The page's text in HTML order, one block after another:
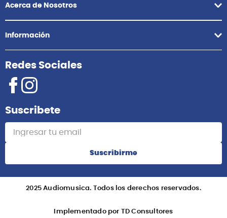
+51 958418476
Asesoría Online
+51 977624112
Acerca de Nosotros